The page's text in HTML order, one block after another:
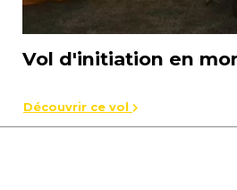
Vol d'initiation en
Découvrir ce vol